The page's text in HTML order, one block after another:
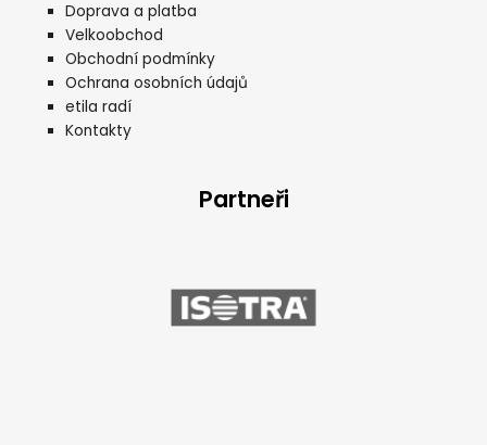
Doprava a platba
Velkoobchod
Obchodní podmínky
Ochrana osobních údajů
etila radí
Kontakty
Partneři